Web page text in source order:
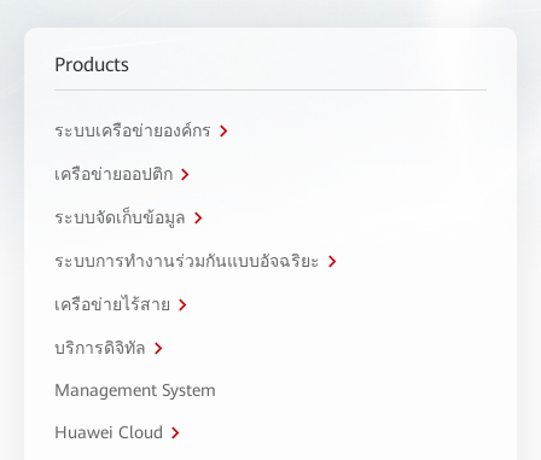
Products
ระบบเครือข่ายองค์กร
เครือข่ายออปติก
ระบบจัดเก็บข้อมูล
ระบบการทำงานร่วมกันแบบอัจฉริยะ
เครือข่ายไร้สาย
บริการดิจิทัล
Management System
Huawei Cloud